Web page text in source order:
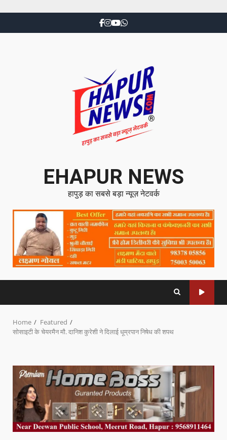
EHAPUR NEWS
हापुड़ का सबसे बड़ा न्यूज़ नेटवर्क
Home
Featured
सोसाइटी के चेयरमैन मौ. दानिश कुरेशी ने दिलाई धूम्रपान निषेध की शपथ